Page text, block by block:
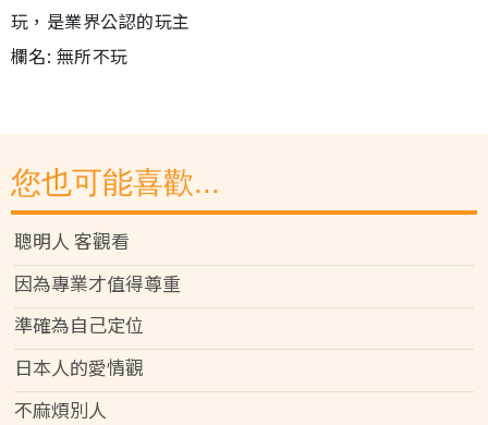
玩，是業界公認的玩主
欄名: 無所不玩
您也可能喜歡...
聰明人 客觀看
因為專業才值得尊重
準確為自己定位
日本人的愛情觀
不麻煩別人